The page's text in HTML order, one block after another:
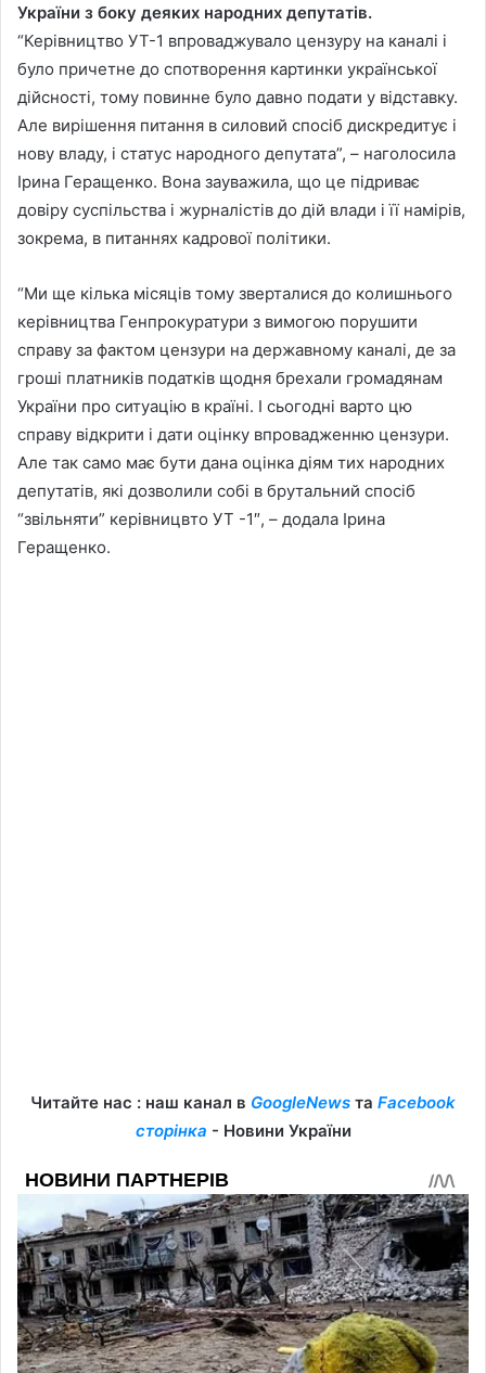
України з боку деяких народних депутатів.
“Керівництво УТ-1 впроваджувало цензуру на каналі і
було причетне до спотворення картинки української
дійсності, тому повинне було давно подати у відставку.
Але вирішення питання в силовий спосіб дискредитує і
нову владу, і статус народного депутата”, – наголосила
Ірина Геращенко. Вона зауважила, що це підриває
довіру суспільства і журналістів до дій влади і її намірів,
зокрема, в питаннях кадрової політики.
“Ми ще кілька місяців тому зверталися до колишнього
керівництва Генпрокуратури з вимогою порушити
справу за фактом цензури на державному каналі, де за
гроші платників податків щодня брехали громадянам
України про ситуацію в країні. І сьогодні варто цю
справу відкрити і дати оцінку впровадженню цензури.
Але так само має бути дана оцінка діям тих народних
депутатів, які дозволили собі в брутальний спосіб
“звільняти” керівницвто УТ -1″, – додала Ірина
Геращенко.
Читайте нас : наш канал в GoogleNews та Facebook
сторінка - Новини України